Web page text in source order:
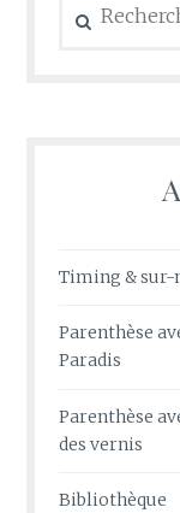
Timing & sur-
Parenthèse
Paradis
Parenthèse
des vernis
Bibliothèque